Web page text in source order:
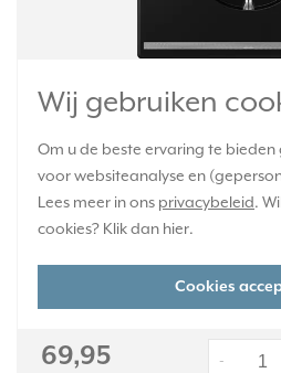
Wij gebruiken
Om u de beste ervaring te bieden
voor websiteanalyse en
Lees meer in ons privacybeleid.
cookies? Klik dan hier.
Cookies
Stopcontact met randaarde, Safety+
oriëntatieverlichting (3500K) en
Exclusief afdekraam. Serie LS 990,
informatie »
Verwachte levertijd:
Huidige voorraad:
3 stuk(s)
69,95 -